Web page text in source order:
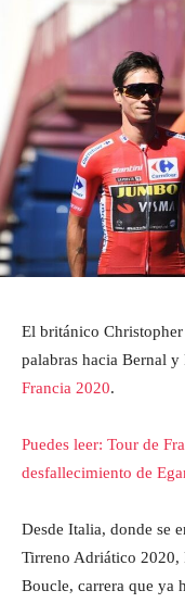
El británico
palabras hacia Bernal
Francia 2020.
Puedes leer: Tour de
desfallecimiento de
Desde Italia, donde se
Tirreno Adriático 2020,
Boucle, carrera que ya